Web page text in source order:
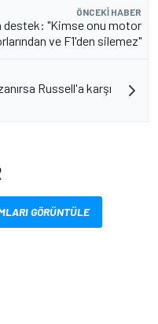
ÖNCEKI HABER
destek: "Kimse onu motor
ve F1'den silemez"
Russell'a karşı
GÖRÜNTÜLE